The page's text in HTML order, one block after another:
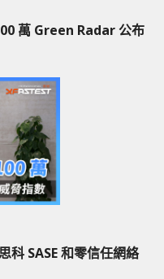
萬 Green Radar 公布
科 SASE 和零信任網絡